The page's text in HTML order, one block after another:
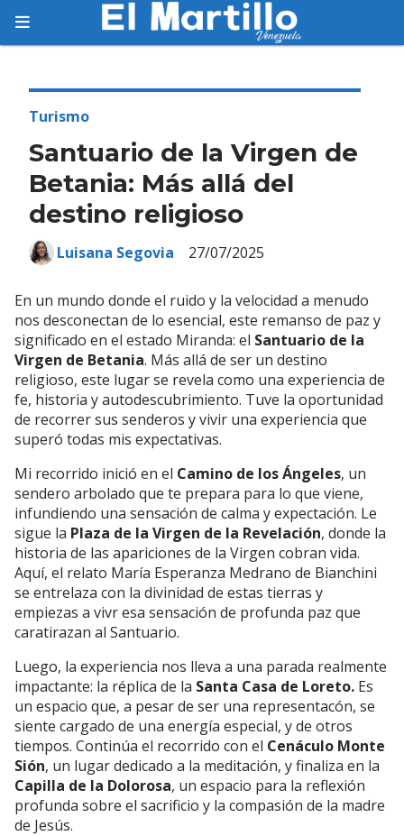
Santuario de la Virgen de
Betania: Más allá del
destino religioso
Turismo
27/07/2025
Luisana Segovia
En un mundo donde el ruido y la velocidad a menudo
nos desconectan de lo esencial, este remanso de paz y
significado en el estado Miranda: el Santuario de la
Virgen de Betania. Más allá de ser un destino
religioso, este lugar se revela como una experiencia de
fe, historia y autodescubrimiento. Tuve la oportunidad
de recorrer sus senderos y vivir una experiencia que
superó todas mis expectativas.
Mi recorrido inició en el Camino de los Ángeles, un
sendero arbolado que te prepara para lo que viene,
infundiendo una sensación de calma y expectación. Le
sigue la Plaza de la Virgen de la Revelación, donde la
historia de las apariciones de la Virgen cobran vida.
Aquí, el relato María Esperanza Medrano de Bianchini
se entrelaza con la divinidad de estas tierras y
empiezas a vivr esa sensación de profunda paz que
caratirazan al Santuario.
Luego, la experiencia nos lleva a una parada realmente
impactante: la réplica de la Santa Casa de Loreto. Es
un espacio que, a pesar de ser una representacón, se
siente cargado de una energía especial, y de otros
tiempos. Continúa el recorrido con el Cenáculo Monte
Sión, un lugar dedicado a la meditación, y finaliza en la
Capilla de la Dolorosa, un espacio para la reflexión
profunda sobre el sacrificio y la compasión de la madre
de Jesús.
Suscríbete
Suscríbete a nuestro servicio gratuito de
información diaria en tu email.
Suscribirme